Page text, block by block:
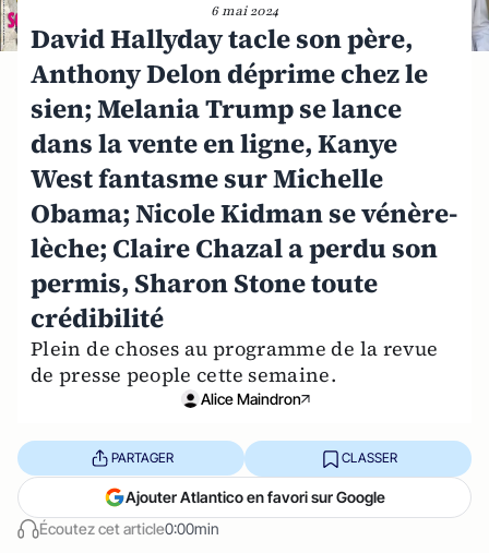
6 mai 2024
David Hallyday tacle son père,
Anthony Delon déprime chez le
sien; Melania Trump se lance
dans la vente en ligne, Kanye
West fantasme sur Michelle
Obama; Nicole Kidman se vénère-
lèche; Claire Chazal a perdu son
permis, Sharon Stone toute
crédibilité
Plein de choses au programme de la revue
de presse people cette semaine.
Alice Maindron
Écoutez cet article0:00min
PARTAGER CLASSER
Ajouter Atlantico en favori sur Google